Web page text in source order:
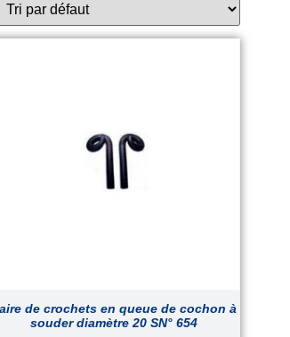
de crochets en queue de cochon à
souder diamètre 20 SN° 654